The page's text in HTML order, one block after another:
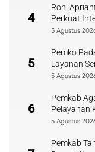
4
Roni
Perkuat
5 Agustus
5
Pemko
Layanan
5 Agustus
6
Pemkab
Pelayanan
5 Agustus
Pemkab